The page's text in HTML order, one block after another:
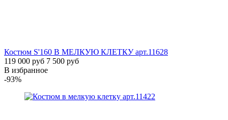
Костюм S'160 В МЕЛКУЮ КЛЕТКУарт.11628
119 000 руб 7 500 руб
В избранное
-93%